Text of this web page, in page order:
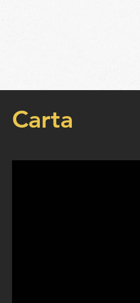
Carta